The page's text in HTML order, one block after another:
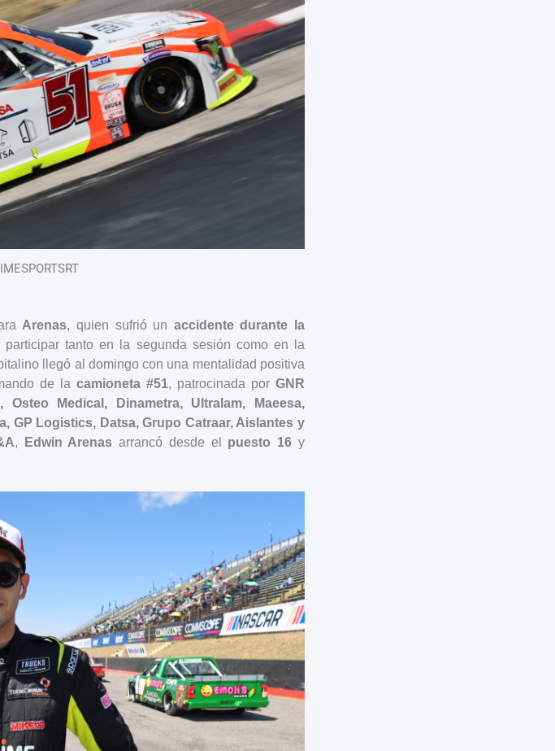
Arenas, quien sufrió un accidente durante la
tanto en la segunda sesión como en la
llegó al domingo con una mentalidad positiva
de la camioneta #51, patrocinada porGNR
Medical, Dinametra, Ultralam, Maeesa,
GP Logistics, Datsa, Grupo Catraar, Aislantes y
, Edwin Arenas arrancó desde el puesto 16 y